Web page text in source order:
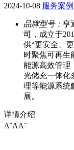
2024-10-08 服务案例
品牌型号： 亨
司，成立于
供“更安全、
时聚焦可再生
能源高效管理
光储充一体化
理等能源系统
展。
详情介绍
A⁺AA⁻